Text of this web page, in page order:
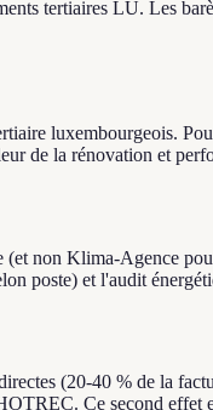
tertiaires LU. Les
luxembourgeois.
de la rénovation et
non Klima-Agence
poste) et l'audit
(20-40 % de la
Ce second effet